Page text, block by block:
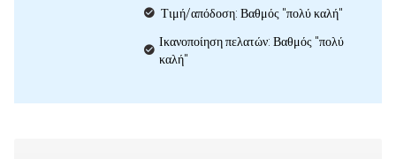
Τιμή/απόδοση: Βαθμός "πολύ καλή"
Ικανοποίηση πελατών: Βαθμός "πολύ
καλή"